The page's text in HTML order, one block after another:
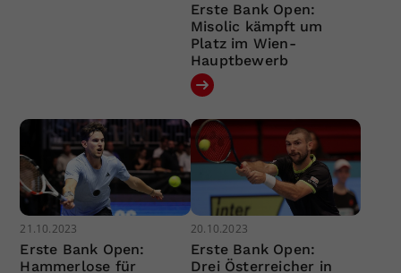
Erste Bank Open:
Misolic kämpft um
Platz im Wien-
Hauptbewerb
21.10.2023
Erste Bank Open:
Hammerlose für
20.10.2023
Erste Bank Open:
Drei Österreicher in